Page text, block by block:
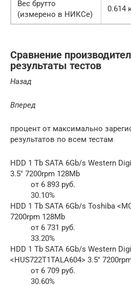
Вес брутто
(измерено в НИКСе)
0.614
Сравнение
результаты тестов
Назад
Вперед
процент от максимально
результатов по всем тестам
HDD 1 Tb SATA 6Gb/s Western
3.5″ 7200rpm 128Mb
от 6 893 руб.
30.10%
HDD 1 Tb SATA 6Gb/s Toshiba
7200rpm 128Mb
от 6 731 руб.
33.20%
HDD 1 Tb SATA 6Gb/s Western
<HUS722T1TALA604> 3.5″
от 6 709 руб.
30.60%